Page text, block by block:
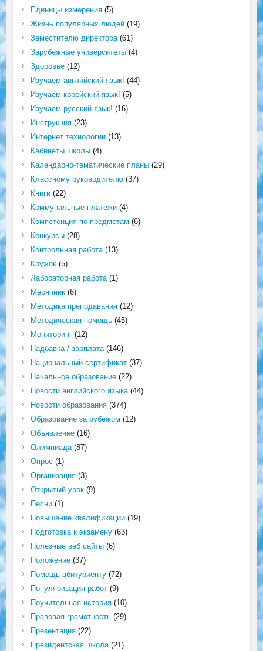
Единицы измерения(5)
Жизнь популярных людей(19)
Заместителю директора(61)
Зарубежные университеты(4)
Здоровье(12)
Изучаем английский язык! (44)
Изучаем корейский язык! (5)
Изучаем русский язык! (16)
Инструкция(23)
Интернет технологии(13)
Кабинеты школы(4)
Календарно-тематические планы(29)
Классному руководителю(37)
Книги(22)
Коммунальные платежи(4)
Компетенция по предметам (6)
Конкурсы(28)
Контрольная работа(13)
Кружок(5)
Лабораторная работа(1)
Месячник(6)
Методика преподавания(12)
Методическая помощь(45)
Мониторинг(12)
Надбавка / зарплата(146)
Национальный сертификат(37)
Начальное образование(22)
Новости английского языка(44)
Новости образования(374)
Образование за рубежом (12)
Объявление(16)
Олимпиада(87)
Опрос (1)
Организация(3)
Открытый урок(9)
Песни(1)
Повышение квалификации(19)
Подготовка к экзамену(63)
Полезные веб сайты(6)
Положение(37)
Помощь абитуриенту(72)
Популяризация работ(9)
Поучительная история(10)
Правовая грамотность(29)
Презентация(22)
Президентская школа(21)